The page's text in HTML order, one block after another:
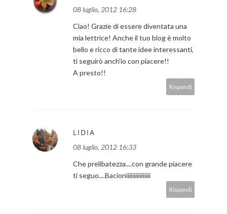
08 luglio, 2012 16:28
Ciao! Grazie di essere diventata una
mia lettrice! Anche il tuo blog è molto
bello e ricco di tante idee interessanti,
ti seguirò anch'io con piacere!!
A presto!!
Rispondi
LIDIA
08 luglio, 2012 16:33
Che prelibatezza....con grande piacere
ti seguo....Bacioniiiiiiiiiiiiiiii
Rispondi